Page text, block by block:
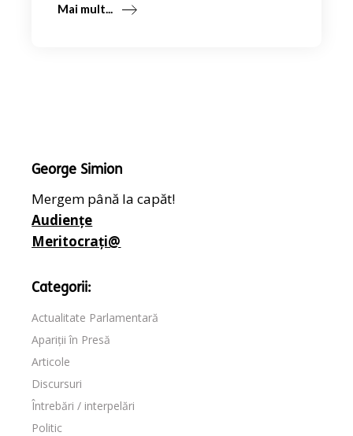
Mai mult...
George Simion
Mergem până la capăt!
Audiențe
Meritocrați@
Categorii:
Actualitate Parlamentară
Apariții în Presă
Articole
Discursuri
Întrebări / interpelări
Politic